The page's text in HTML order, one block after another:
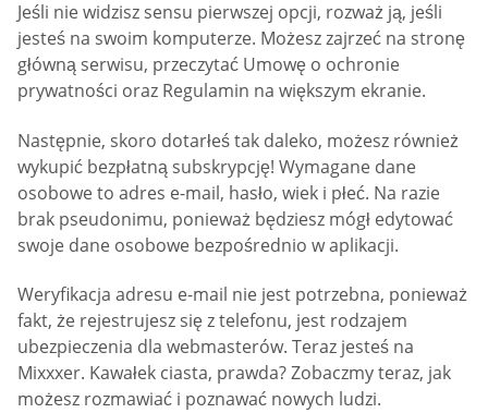
Jeśli nie widzisz sensu pierwszej opcji, rozważ ją, jeśli
jesteś na swoim komputerze. Możesz zajrzeć na stronę
główną serwisu, przeczytać Umowę o ochronie
prywatności oraz Regulamin na większym ekranie.
Następnie, skoro dotarłeś tak daleko, możesz również
wykupić bezpłatną subskrypcję! Wymagane dane
osobowe to adres e-mail, hasło, wiek i płeć. Na razie
brak pseudonimu, ponieważ będziesz mógł edytować
swoje dane osobowe bezpośrednio w aplikacji.
Weryfikacja adresu e-mail nie jest potrzebna, ponieważ
fakt, że rejestrujesz się z telefonu, jest rodzajem
ubezpieczenia dla webmasterów. Teraz jesteś na
Mixxxer. Kawałek ciasta, prawda? Zobaczmy teraz, jak
możesz rozmawiać i poznawać nowych ludzi.